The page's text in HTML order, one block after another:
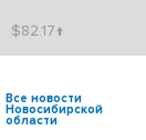
$82.17↑
Все новости
Новосибирской
области